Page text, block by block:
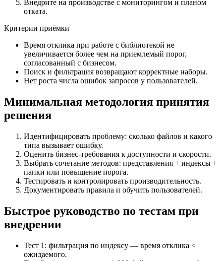
Внедрите на производстве с мониторингом и планом
отката.
Критерии приёмки
Время отклика при работе с библиотекой не
увеличивается более чем на приемлемый порог,
согласованный с бизнесом.
Поиск и фильтрация возвращают корректные наборы.
Нет роста числа ошибок запросов у пользователей.
Минимальная методология принятия
решения
Идентифицировать проблему: сколько файлов и какого
типа вызывает ошибку.
Оценить бизнес-требования к доступности и скорости.
Выбрать сочетание методов: представления + индексы +
папки или повышение порога.
Тестировать и контролировать производительность.
Документировать правила и обучить пользователей.
Быстрое руководство по тестам при
внедрении
Тест 1: фильтрация по индексу — время отклика <
ожидаемого.